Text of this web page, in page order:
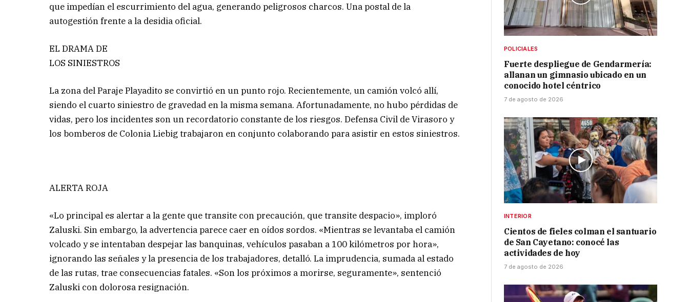
que impedían el escurrimiento del agua, generando peligrosos charcos. Una postal de la
autogestión frente a la desidia oficial.
EL DRAMA DE
LOS SINIESTROS
La zona del Paraje Playadito se convirtió en un punto rojo. Recientemente, un camión volcó allí,
siendo el cuarto siniestro de gravedad en la misma semana. Afortunadamente, no hubo pérdidas de
vidas, pero los incidentes son un recordatorio constante de los riesgos. Defensa Civil de Virasoro y
los bomberos de Colonia Liebig trabajaron en conjunto colaborando para asistir en estos siniestros.
ALERTA ROJA
«Lo principal es alertar a la gente que transite con precaución, que transite despacio», imploró
Zaluski. Sin embargo, la advertencia parece caer en oídos sordos. «Mientras se levantaba el camión
volcado y se intentaban despejar las banquinas, vehículos pasaban a 100 kilómetros por hora»,
ignorando las señales y la presencia de los trabajadores, detalló. La imprudencia, sumada al estado
de las rutas, trae consecuencias fatales. «Son los próximos a morirse, seguramente», sentenció
Zaluski con dolorosa resignación.
POLICIALES
Fuerte despliegue de Gendarmería:
allanan un gimnasio ubicado en un
conocido hotel céntrico
7 de agosto de 2026
INTERIOR
Cientos de fieles colman el santuario
de San Cayetano: conocé las
actividades de hoy
7 de agosto de 2026